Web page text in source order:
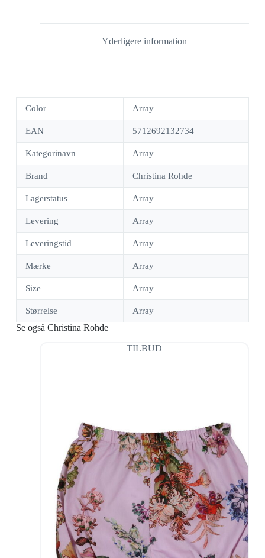
Yderligere information
Color Array
EAN 5712692132734
Kategorinavn Array
Brand Christina Rohde
Lagerstatus Array
Levering Array
Leveringstid Array
Mærke Array
Size Array
Størrelse Array
Se også Christina Rohde
TILBUD